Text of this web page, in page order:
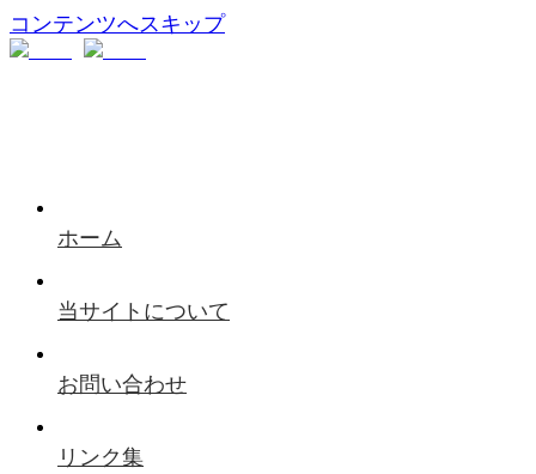
コンテンツへスキップ
ホーム
当サイトについて
お問い合わせ
リンク集